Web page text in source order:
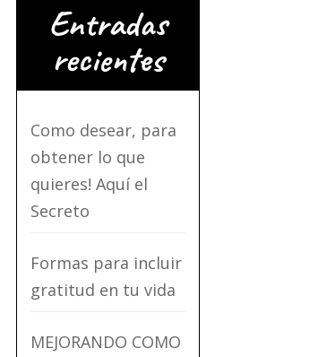
Entradas
recientes
Como desear, para
obtener lo que
quieres! Aquí el
Secreto
Formas para incluir
gratitud en tu vida
MEJORANDO COMO